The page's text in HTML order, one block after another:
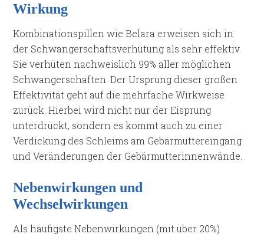
Wirkung
Kombinationspillen wie Belara erweisen sich in
der Schwangerschaftsverhütung als sehr effektiv.
Sie verhüten nachweislich 99% aller möglichen
Schwangerschaften. Der Ursprung dieser großen
Effektivität geht auf die mehrfache Wirkweise
zurück. Hierbei wird nicht nur der Eisprung
unterdrückt, sondern es kommt auch zu einer
Verdickung des Schleims am Gebärmuttereingang
und Veränderungen der Gebärmutterinnenwände.
Nebenwirkungen und
Wechselwirkungen
Als häufigste Nebenwirkungen (mit über 20%)